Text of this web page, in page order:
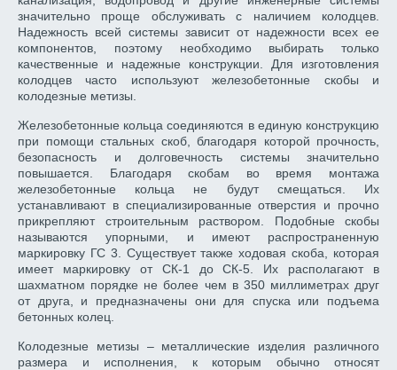
значительно проще обслуживать с наличием колодцев.
Надежность всей системы зависит от надежности всех ее
компонентов, поэтому необходимо выбирать только
качественные и надежные конструкции. Для изготовления
колодцев часто используют железобетонные скобы и
колодезные метизы.
Железобетонные кольца соединяются в единую конструкцию
при помощи стальных скоб, благодаря которой прочность,
безопасность и долговечность системы значительно
повышается. Благодаря скобам во время монтажа
железобетонные кольца не будут смещаться. Их
устанавливают в специализированные отверстия и прочно
прикрепляют строительным раствором. Подобные скобы
называются упорными, и имеют распространенную
маркировку ГС 3. Существует также ходовая скоба, которая
имеет маркировку от СК-1 до СК-5. Их располагают в
шахматном порядке не более чем в 350 миллиметрах друг
от друга, и предназначены они для спуска или подъема
бетонных колец.
Колодезные метизы – металлические изделия различного
размера и исполнения, к которым обычно относят